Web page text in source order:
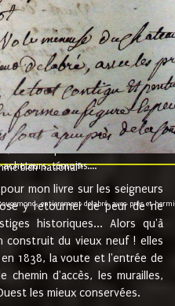
neuvième jour du mois de
de Moyriat chevalier baron
a monseigneur monsieur
de Bourgogne, present et
a sur ses hommes, indivisables et
dit seigneur Baron et ses
etc... au prix de 880 livre louis
témoins....
bien national9.
entierement delabré, avec près et
mon livre sur les seigneurs
y retourner de peur de ne
historiques... Alors qu'à
construit du vieux neuf ! elles
1838, la voute et l'entrée de
chemin d'accès, les murailles,
les mieux conservées.